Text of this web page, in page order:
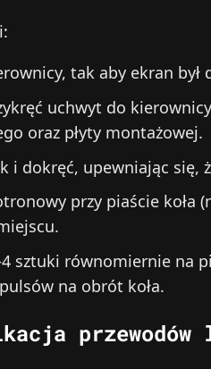
tak aby ekran był
uchwyt do
oraz płyty montażowej.
i dokręć, upewniając się,
przy piaście koła
sztuki równomiernie na
na obrót koła.